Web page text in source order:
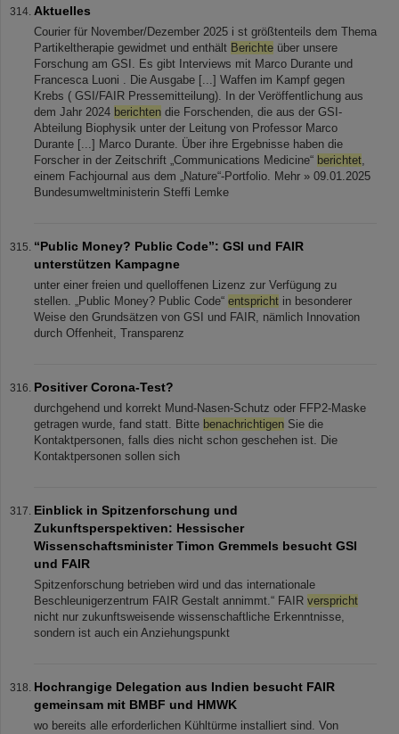
Aktuelles
Courier für November/Dezember 2025 i st größtenteils dem Thema
Partikeltherapie gewidmet und enthält Berichte über unsere
Forschung am GSI. Es gibt Interviews mit Marco Durante und
Francesca Luoni . Die Ausgabe [...] Waffen im Kampf gegen
Krebs ( GSI/FAIR Pressemitteilung). In der Veröffentlichung aus
dem Jahr 2024 berichten die Forschenden, die aus der GSI-
Abteilung Biophysik unter der Leitung von Professor Marco
Durante [...] Marco Durante. Über ihre Ergebnisse haben die
Forscher in der Zeitschrift „Communications Medicine“ berichtet,
einem Fachjournal aus dem „Nature“-Portfolio. Mehr » 09.01.2025
Bundesumweltministerin Steffi Lemke
“Public Money? Public Code”: GSI und FAIR
unterstützen Kampagne
unter einer freien und quelloffenen Lizenz zur Verfügung zu
stellen. „Public Money? Public Code“ entspricht in besonderer
Weise den Grundsätzen von GSI und FAIR, nämlich Innovation
durch Offenheit, Transparenz
Positiver Corona-Test?
durchgehend und korrekt Mund-Nasen-Schutz oder FFP2-Maske
getragen wurde, fand statt. Bitte benachrichtigen Sie die
Kontaktpersonen, falls dies nicht schon geschehen ist. Die
Kontaktpersonen sollen sich
Einblick in Spitzenforschung und
Zukunftsperspektiven: Hessischer
Wissenschaftsminister Timon Gremmels besucht GSI
und FAIR
Spitzenforschung betrieben wird und das internationale
Beschleunigerzentrum FAIR Gestalt annimmt.“ FAIR verspricht
nicht nur zukunftsweisende wissenschaftliche Erkenntnisse,
sondern ist auch ein Anziehungspunkt
Hochrangige Delegation aus Indien besucht FAIR
gemeinsam mit BMBF und HMWK
wo bereits alle erforderlichen Kühltürme installiert sind. Von